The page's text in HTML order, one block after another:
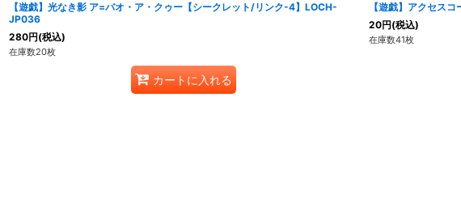
【遊戯】光なき影 ア=バオ・ア・クゥー【シークレット/リンク-4】LOCH-
JP036
280円(税込)
在庫数20枚
カートに入れる
【遊戯】アクセス
20円(税込)
在庫数41枚